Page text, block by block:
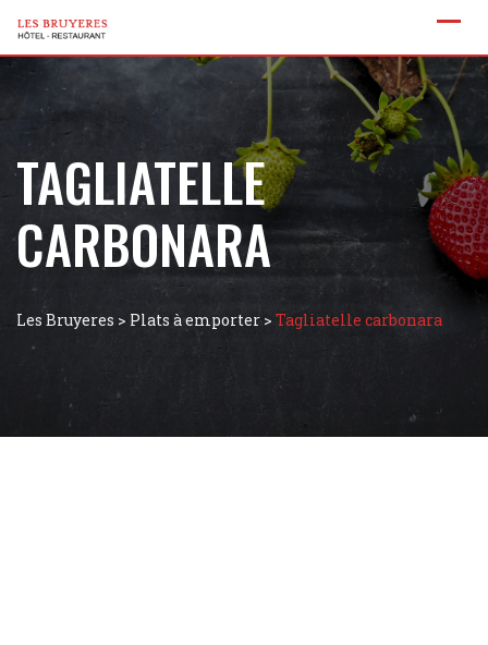
TAGLIATELLE
CARBONARA
Les Bruyeres > Plats à emporter > Tagliatelle carbonara